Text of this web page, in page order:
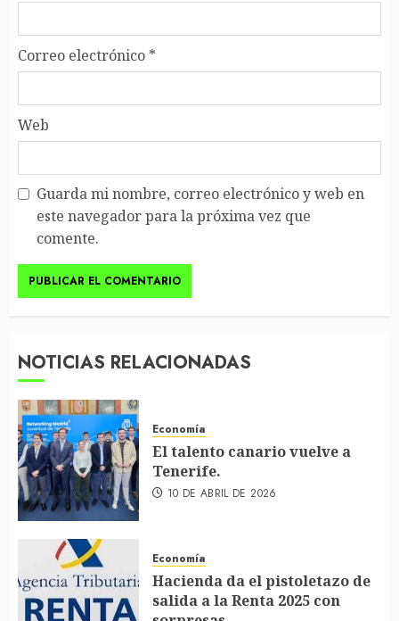
Correo electrónico *
Web
Guarda mi nombre, correo electrónico y web en
este navegador para la próxima vez que
comente.
NOTICIAS RELACIONADAS
Economía
El talento canario vuelve a
Tenerife.
10 DE ABRIL DE 2026
Economía
Hacienda da el pistoletazo de
salida a la Renta 2025 con